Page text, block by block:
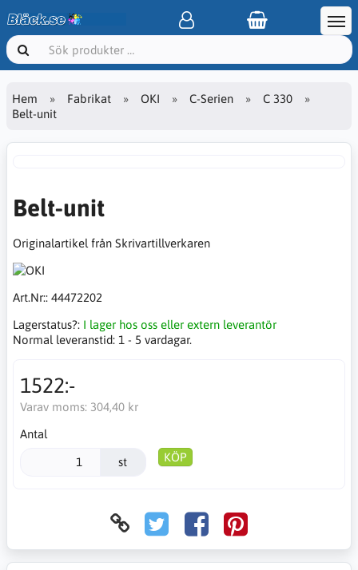
Hem Fabrikat OKI C-Serien
C 330
Belt-unit
Belt-unit
Originalartikel från Skrivartillverkaren
Art.Nr:: 44472202
Lagerstatus?: I lager hos oss eller extern leverantör
Normal leveranstid: 1 - 5 vardagar.
1522:-
Varav moms: 304,40 kr
Antal
st KÖP